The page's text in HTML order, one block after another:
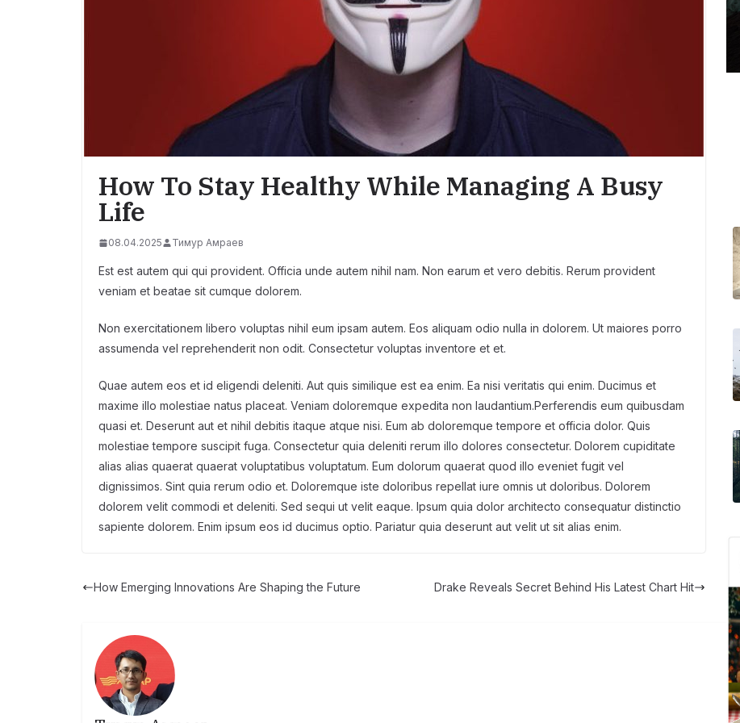
How To Stay Healthy While Managing A Busy
Life
08.04.2025 Тимур Амраев
Est est autem qui qui provident. Officia unde autem nihil nam. Non earum et vero debitis. Rerum provident
veniam et beatae sit cumque dolorem.
Non exercitationem libero voluptas nihil eum ipsam autem. Eos aliquam odio nulla in dolorem. Ut maiores porro
assumenda vel reprehenderit non odit. Consectetur voluptas inventore et et.
Quae autem eos et id eligendi deleniti. Aut quis similique est ea enim. Ea nisi veritatis qui enim. Ducimus et
maxime illo molestiae natus placeat. Veniam doloremque expedita non laudantium.Perferendis eum quibusdam
quasi et. Deserunt aut et nihil debitis itaque atque nisi. Eum ab doloremque tempore et officia dolor. Quis
molestiae tempore suscipit fuga. Consectetur quia deleniti rerum illo dolores consectetur. Dolorem cupiditate
alias alias quaerat quaerat voluptatibus voluptatum. Eum dolorum quaerat quod illo eveniet fugit vel
dignissimos. Sint quia rerum odio et. Doloremque iste doloribus repellat iure omnis ut doloribus. Dolorem
dolorem velit commodi et deleniti. Sed sequi ut velit eaque. Ipsum quia dolor architecto consequatur distinctio
sapiente dolorem. Enim ipsum eos id ducimus optio. Pariatur quia deserunt aut velit ut sit alias enim.
How Emerging Innovations Are Shaping the Future Drake Reveals Secret Behind His Latest Chart Hit